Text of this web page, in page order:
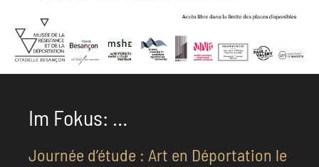
Im Fokus: …
Journée d’étude : Art en Déportation le